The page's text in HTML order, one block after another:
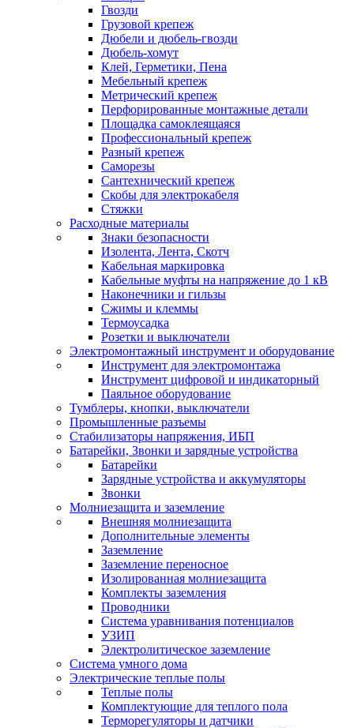
Гвозди
Грузовой крепеж
Дюбели и дюбель-гвозди
Дюбель-хомут
Клей, Герметики, Пена
Мебельный крепеж
Метрический крепеж
Перфорированные монтажные детали
Площадка самоклеящаяся
Профессиональный крепеж
Разный крепеж
Саморезы
Сантехнический крепеж
Скобы для электрокабеля
Стяжки
Расходные материалы
Знаки безопасности
Изолента, Лента, Скотч
Кабельная маркировка
Кабельные муфты на напряжение до 1 кВ
Наконечники и гильзы
Сжимы и клеммы
Термоусадка
Розетки и выключатели
Электромонтажный инструмент и оборудование
Инструмент для электромонтажа
Инструмент цифровой и индикаторный
Паяльное оборудование
Тумблеры, кнопки, выключатели
Промышленные разъемы
Стабилизаторы напряжения, ИБП
Батарейки, Звонки и зарядные устройства
Батарейки
Зарядные устройства и аккумуляторы
Звонки
Молниезащита и заземление
Внешняя молниезащита
Дополнительные элементы
Заземление
Заземление переносное
Изолированная молниезащита
Комплекты заземления
Проводники
Система уравнивания потенциалов
УЗИП
Электролитическое заземление
Система умного дома
Электрические теплые полы
Теплые полы
Комплектующие для теплого пола
Терморегуляторы и датчики